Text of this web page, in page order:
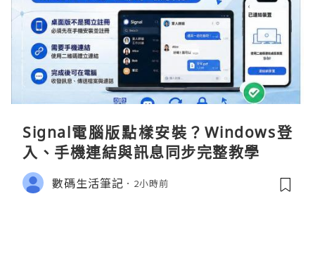
Signal電腦版點樣安裝？Windows登
入、手機連結與訊息同步完整教學
數碼生活筆記 2小時前